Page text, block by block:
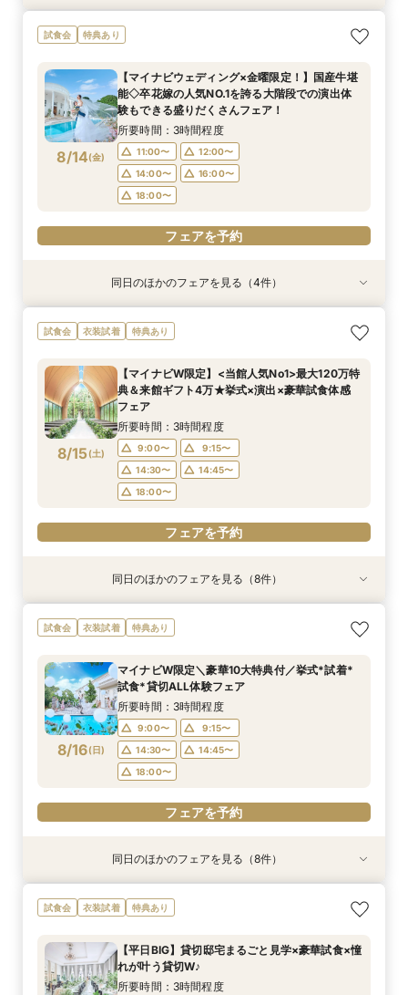
8/13(木)
【初めての見学にオススメ】見積りまでしっかり
相談★全館見学
11:00〜
12:00〜
14:00〜
16:00〜
18:00〜
フェアを予約
8/13(木)
【遠方の方◎オンライン相談会】スマホで簡単！
豪華5大特典付き
11:00〜
13:00〜
14:00〜
16:00〜
18:00〜
フェアを予約
8/13(木)
【10名～会食プラン】貸切邸宅で叶える少人数ウ
エディング相談会
11:00〜
12:00〜
14:00〜
16:00〜
18:00〜
フェアを予約
8/13(木)
【フォト・ベビー服選べる特典有】安心マタニ
ティ相談会
11:00〜
12:00〜
14:00〜
16:00〜
18:00〜
フェアを予約
試食会 特典あり
8/14(金)
【マイナビウェディング×金曜限定！】国産牛堪
能◇卒花嫁の人気NO.1を誇る大階段での演出体
験もできる盛りだくさんフェア！
所要時間：3時間程度
11:00〜
12:00〜
14:00〜
16:00〜
18:00〜
フェアを予約
特典あり
8/14(金)
【初めての見学にオススメ】見積りまでしっかり
相談★全館見学
11:00〜
12:00〜
14:00〜
18:00〜
フェアを予約
8/14(金)
【遠方の方◎オンライン相談会】スマホで簡単！
豪華5大特典付き
11:00〜
13:00〜
14:00〜
18:00〜
フェアを予約
特典あり
8/14(金)
【10名～会食プラン】貸切邸宅で叶える少人数ウ
エディング相談会
11:00〜
12:00〜
14:00〜
18:00〜
フェアを予約
特典あり
8/14(金)
【フォト・ベビー服選べる特典有】安心マタニ
ティ相談会
11:00〜
12:00〜
14:00〜
18:00〜
フェアを予約
同日のほかのフェアを見る（4件）
試食会 衣装試着 特典あり
8/15(土)
【マイナビW限定】<当館人気No1>最大120万特
典＆来館ギフト4万★挙式×演出×豪華試食体感
フェア
所要時間：3時間程度
9:00〜
9:15〜
14:30〜
14:45〜
18:00〜
フェアを予約
特典あり 動画あり
8/15(土)
＜初めての式場見学＞心躍る花嫁の第一歩♪ゆっ
たり相談＆見学会
9:00〜
9:15〜
14:30〜
14:45〜
18:00〜
フェアを予約
特典あり
8/15(土)
【特別婚】マタニティ婚＆パパママキッズ婚に◎
準備安心相談会*
9:00〜
9:15〜
14:30〜
14:45〜
18:00〜
フェアを予約
特典あり
8/15(土)
【料理重視の方◎】シェフ渾身コース試食＆おも
てなし料理特典
9:00〜
9:15〜
14:30〜
14:45〜
18:00〜
フェアを予約
8/15(土)
【60分クイックフェア】会場見学＆相談会*初見
学にも◎
9:00〜
9:15〜
14:30〜
14:45〜
18:00〜
フェアを予約
特典あり
8/15(土)
【全館OK】大切な”ペット”と過ごす挙式＆披露
宴フェア
9:00〜
9:15〜
14:30〜
14:45〜
18:00〜
フェアを予約
8/15(土)
【遠方の方◎オンライン相談会】スマホで簡単！
豪華5大特典付き
9:00〜
9:15〜
14:30〜
14:45〜
18:00〜
フェアを予約
特典あり
8/15(土)
【10名～会食プラン】貸切邸宅で叶える少人数ウ
エディング相談会
9:00〜
9:15〜
14:15〜
14:30〜
18:00〜
フェアを予約
特典あり
8/15(土)
【カメラマン指名可】テーマ設定で叶える充実の
フォト婚フェア
9:00〜
9:15〜
14:30〜
14:45〜
18:00〜
フェアを予約
同日のほかのフェアを見る（8件）
試食会 衣装試着 特典あり
8/16(日)
マイナビW限定＼豪華10大特典付／挙式*試着*
試食*貸切ALL体験フェア
所要時間：3時間程度
9:00〜
9:15〜
14:30〜
14:45〜
18:00〜
フェアを予約
特典あり 動画あり
8/16(日)
＜初めての式場見学＞心躍る花嫁の第一歩♪ゆっ
たり相談＆見学会
9:00〜
14:30〜
14:45〜
特典あり
8/16(日)
【特別婚】マタニティ婚＆パパママキッズ婚に◎
準備安心相談会*
9:00〜
14:30〜
14:45〜
特典あり
8/16(日)
【料理重視の方◎】シェフ渾身コース試食＆おも
てなし料理特典
9:00〜
14:30〜
14:45〜
8/16(日)
【60分クイックフェア】会場見学＆相談会*初見
学にも◎
9:00〜
14:30〜
14:45〜
特典あり
8/16(日)
【全館OK】大切な”ペット”と過ごす挙式＆披露
宴フェア
9:00〜
14:30〜
14:45〜
8/16(日)
【遠方の方◎オンライン相談会】スマホで簡単！
豪華5大特典付き
9:00〜
14:30〜
14:45〜
特典あり
8/16(日)
【10名～会食プラン】貸切邸宅で叶える少人数ウ
エディング相談会
9:00〜
14:15〜
14:30〜
特典あり
8/16(日)
【カメラマン指名可】テーマ設定で叶える充実の
フォト婚フェア
9:00〜
14:30〜
14:45〜
同日のほかのフェアを見る（8件）
試食会 衣装試着 特典あり
【平日BIG】貸切邸宅まるごと見学×豪華試食×憧
れが叶う貸切W♪
所要時間：3時間程度